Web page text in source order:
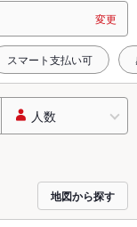
変更
スマート支払い可
人数
地図から探す